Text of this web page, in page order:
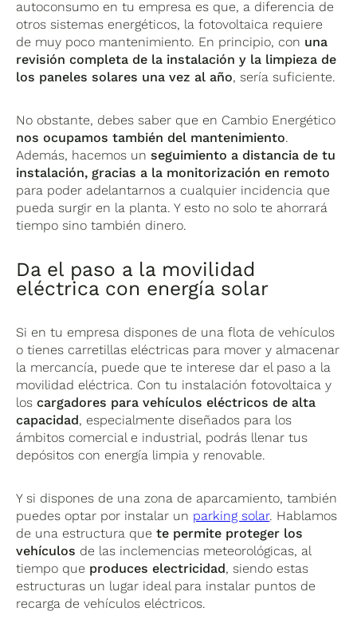
autoconsumo en tu empresa es que, a diferencia de
otros sistemas energéticos, la fotovoltaica requiere
de muy poco mantenimiento. En principio, con una
revisión completa de la instalación y la limpieza de
los paneles solares una vez al año, sería suficiente.
No obstante, debes saber que en Cambio Energético
nos ocupamos también del mantenimiento.
Además, hacemos unseguimiento a distancia de tu
instalación, gracias a la monitorización en remoto
para poder adelantarnos a cualquier incidencia que
pueda surgir en la planta. Y esto no solo te ahorrará
tiempo sino también dinero.
Da el paso a la movilidad
eléctrica con energía solar
Si en tu empresa dispones de una flota de vehículos
o tienes carretillas eléctricas para mover y almacenar
la mercancía, puede que te interese dar el paso a la
movilidad eléctrica. Con tu instalación fotovoltaica y
loscargadores para vehículos eléctricos de alta
capacidad, especialmente diseñados para los
ámbitos comercial e industrial, podrás llenar tus
depósitos con energía limpia y renovable.
Y si dispones de una zona de aparcamiento, también
puedes optar por instalar un parking solar. Hablamos
de una estructura quete permite proteger los
vehículos de las inclemencias meteorológicas, al
tiempo que produces electricidad, siendo estas
estructuras un lugar ideal para instalar puntos de
recarga de vehículos eléctricos.